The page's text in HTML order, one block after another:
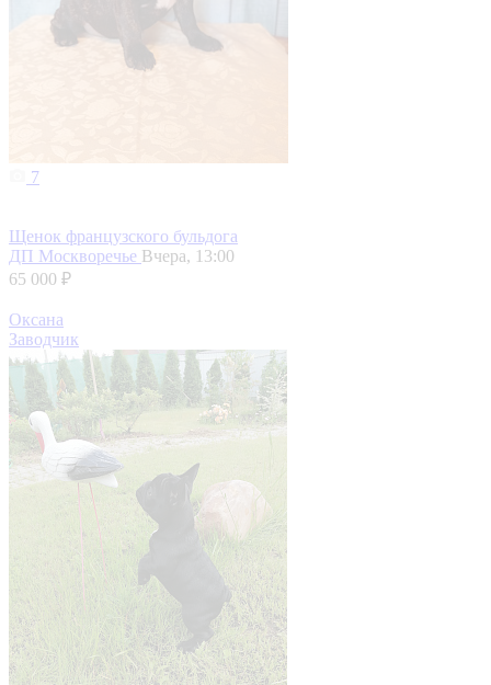
7
Щенок французского бульдога
ДП Москворечье Вчера, 13:00
65 000 ₽
Оксана
Заводчик